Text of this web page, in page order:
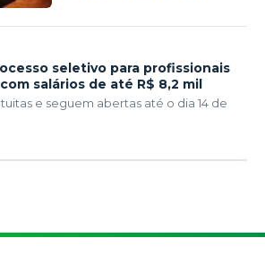
seletivo para profissionais
salários de até R$ 8,2 mil
e seguem abertas até o dia 14 de